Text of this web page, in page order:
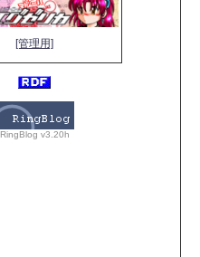
[管理用]
RingBlog v3.20h